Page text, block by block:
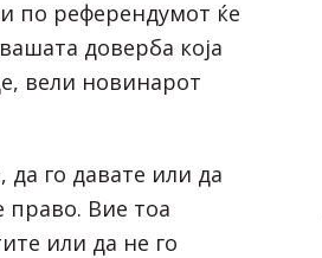
по референдумот ќе
доверба која
вели новинарот
го давате или да
право. Вие тоа
или да не го